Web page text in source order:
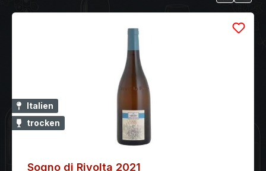
Italien
trocken
Sogno di Rivolta 2021